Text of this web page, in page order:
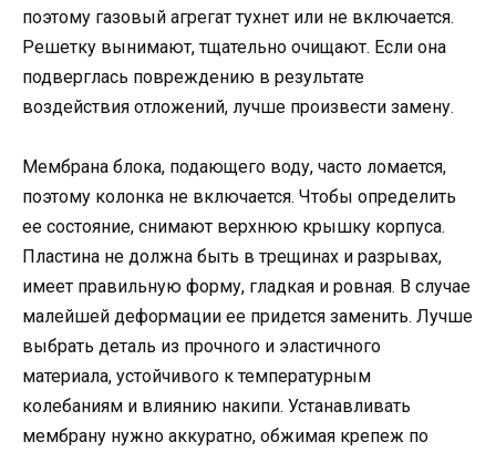
поэтому газовый агрегат тухнет или не включается.
Решетку вынимают, тщательно очищают. Если она
подверглась повреждению в результате
воздействия отложений, лучше произвести замену.
Мембрана блока, подающего воду, часто ломается,
поэтому колонка не включается. Чтобы определить
ее состояние, снимают верхнюю крышку корпуса.
Пластина не должна быть в трещинах и разрывах,
имеет правильную форму, гладкая и ровная. В случае
малейшей деформации ее придется заменить. Лучше
выбрать деталь из прочного и эластичного
материала, устойчивого к температурным
колебаниям и влиянию накипи. Устанавливать
мембрану нужно аккуратно, обжимая крепеж по